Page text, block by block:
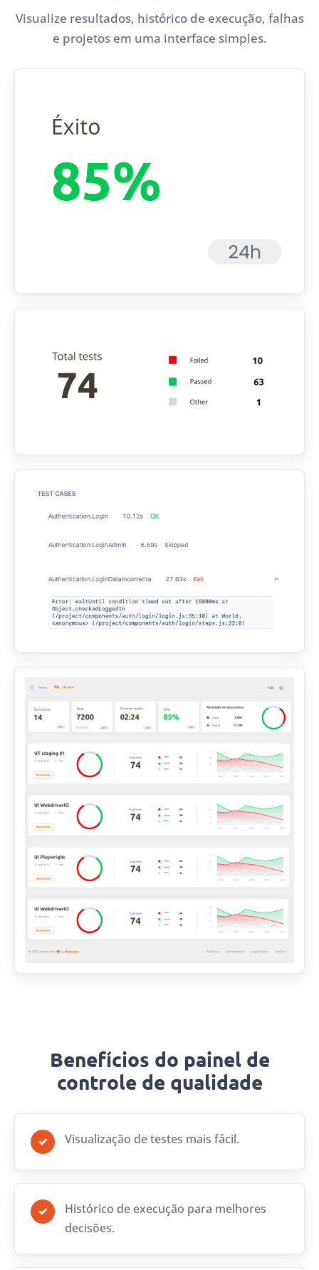
Visualize resultados, histórico de execução, falhas
e projetos em uma interface simples.
Benefícios do painel de
controle de qualidade
✓ Visualização de testes mais fácil.
✓
Histórico de execução para melhores
decisões.